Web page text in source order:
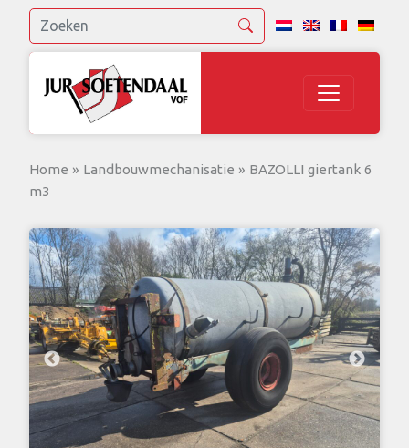
Home » Landbouwmechanisatie » BAZOLLI giertank 6
m3